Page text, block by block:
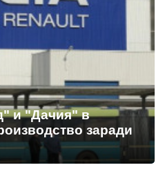
и "Дачия" в
заради